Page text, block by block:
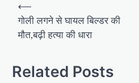
o
n
⟵
गोली लगने से घायल बिल्डर की
मौत,बढ़ी हत्या की धारा
Related Posts